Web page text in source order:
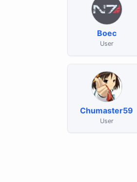
Boec
User
Chumaster59
User